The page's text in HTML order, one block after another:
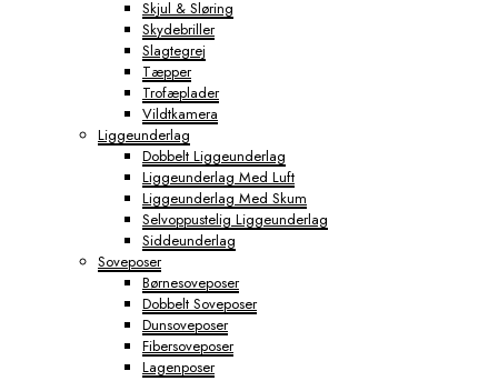
Skjul & Sløring
Skydebriller
Slagtegrej
Tæpper
Trofæplader
Vildtkamera
Liggeunderlag
Dobbelt Liggeunderlag
Liggeunderlag Med Luft
Liggeunderlag Med Skum
Selvoppustelig Liggeunderlag
Siddeunderlag
Soveposer
Børnesoveposer
Dobbelt Soveposer
Dunsoveposer
Fibersoveposer
Lagenposer